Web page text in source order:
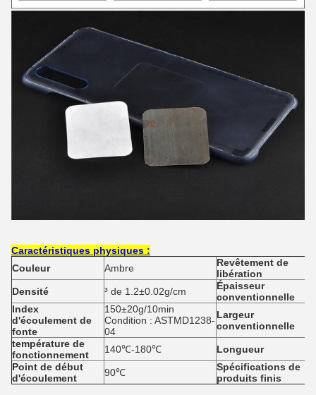
Caractéristiques physiques :
Couleur
Ambre
Revêtement de
libération
Densité
³ de 1.2±0.02g/cm
Épaisseur
conventionnelle
Index
d'écoulement de
fonte
150±20g/10min
Condition : ASTMD1238-
04
Largeur
conventionnelle
température de
fonctionnement
140℃-180℃ Longueur
Point de début
d'écoulement
90℃
Spécifications de
produits finis